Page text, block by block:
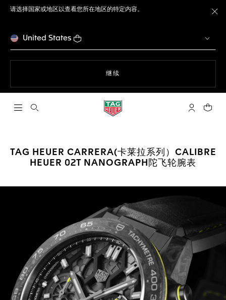
请选择国家或地区以查看您所在地区的特定内容。
United States
继续
打开搜索 My TAG您的
TAG HEUER CARRERA(卡莱拉系列）CALIBRE
HEUER 02T NANOGRAPH陀飞轮腕表